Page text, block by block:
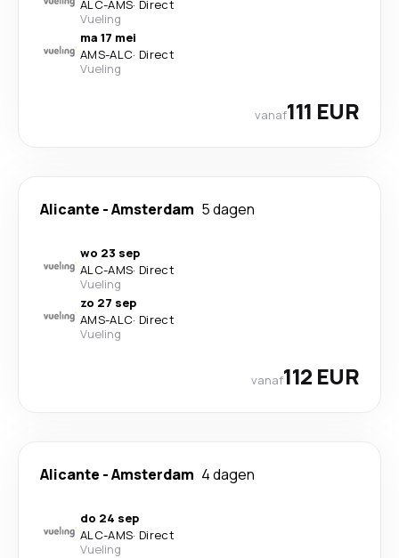
ALC-AMS· Direct
Vueling
ma 17 mei
AMS-ALC· Direct
Vueling
vanaf111 EUR
Alicante -Amsterdam 5 dagen
wo 23 sep
ALC-AMS· Direct
Vueling
zo 27 sep
AMS-ALC· Direct
Vueling
vanaf112 EUR
Alicante -Amsterdam 4 dagen
do 24 sep
ALC-AMS· Direct
Vueling